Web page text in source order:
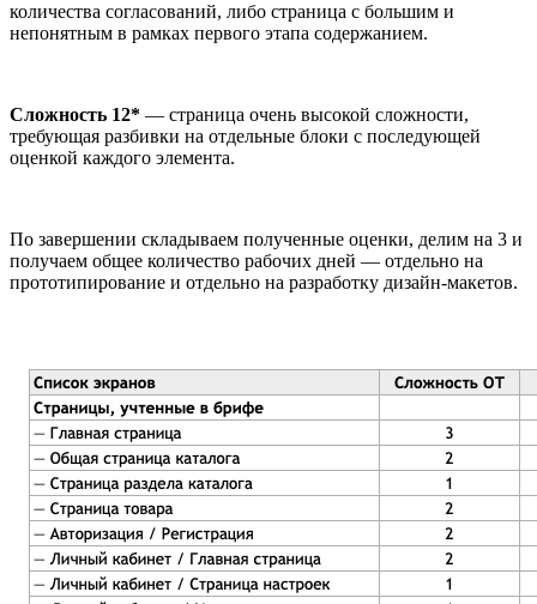
количества согласований, либо страница с большим и
непонятным в рамках первого этапа содержанием.
Сложность 12* — страница очень высокой сложности,
требующая разбивки на отдельные блоки с последующей
оценкой каждого элемента.
По завершении складываем полученные оценки, делим на 3 и
получаем общее количество рабочих дней — отдельно на
прототипирование и отдельно на разработку дизайн-макетов.